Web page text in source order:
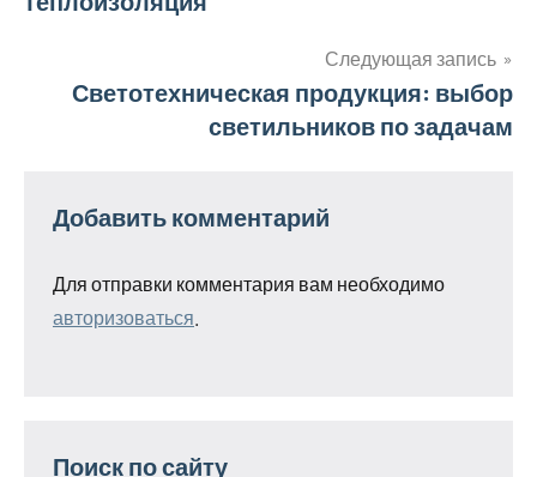
по
Следующая запись
Светотехническая продукция: выбор
светильников по задачам
Добавить комментарий
Для отправки комментария вам необходимо
авторизоваться
Поиск по сайту